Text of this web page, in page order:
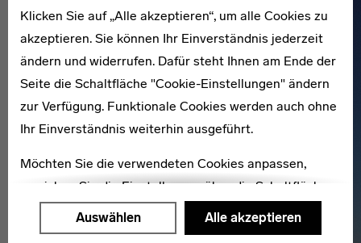
Klicken Sie auf „Alle akzeptieren“, um alle Cookies zu
akzeptieren. Sie können Ihr Einverständnis jederzeit
ändern und widerrufen. Dafür steht Ihnen am Ende der
Seite die Schaltfläche "Cookie-Einstellungen" ändern
zur Verfügung. Funktionale Cookies werden auch ohne
Ihr Einverständnis weiterhin ausgeführt.
Möchten Sie die verwendeten Cookies anpassen,
erreichen Sie die Einstellungen über die Schaltfläche
"Auswählen".
Auswählen Alle akzeptieren